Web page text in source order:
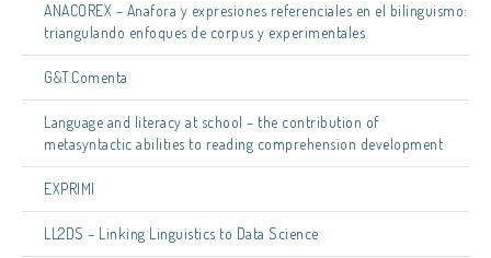
ANACOREX – Anafora y expresiones referenciales en el bilinguismo:
triangulando enfoques de corpus y experimentales
G&T.Comenta
Language and literacy at school – the contribution of
metasyntactic abilities to reading comprehension development
EXPRIMI
LL2DS – Linking Linguistics to Data Science